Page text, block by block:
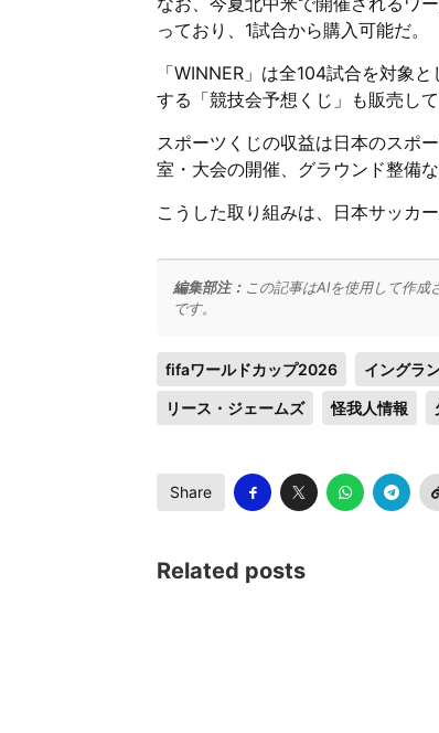
っており、1試合から購入可能だ。
「WINNER」は全104試合を対象
する「競技会予想くじ」も販売して
スポーツくじの収益は日本のスポ
室・大会の開催、グラウンド整備
こうした取り組みは、日本サッカ
編集部注： この記事はAIを使用して作成
です。
fifaワールドカップ2026 イングラ
リース・ジェームズ 怪我人情報
Share
Related posts